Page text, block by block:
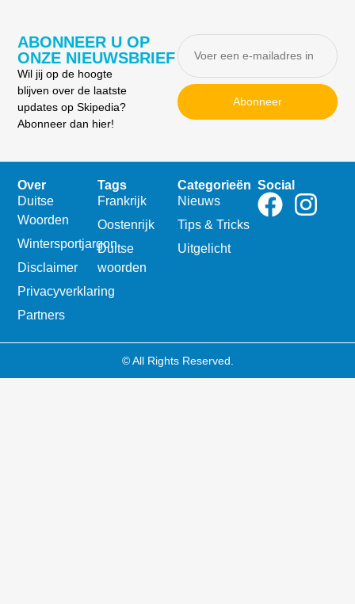
ABONNEER U OP
ONZE NIEUWSBRIEF
Wil jij op de hoogte
blijven over de laatste
updates op Skipedia?
Abonneer dan hier!
Abonneer
Over
Duitse
Woorden
Wintersportjargon
Disclaimer
Privacyverklaring
Partners
Tags
Frankrijk
Oostenrijk
Duitse
woorden
Categorieën
Nieuws
Tips & Tricks
Uitgelicht
Social
© All Rights Reserved.